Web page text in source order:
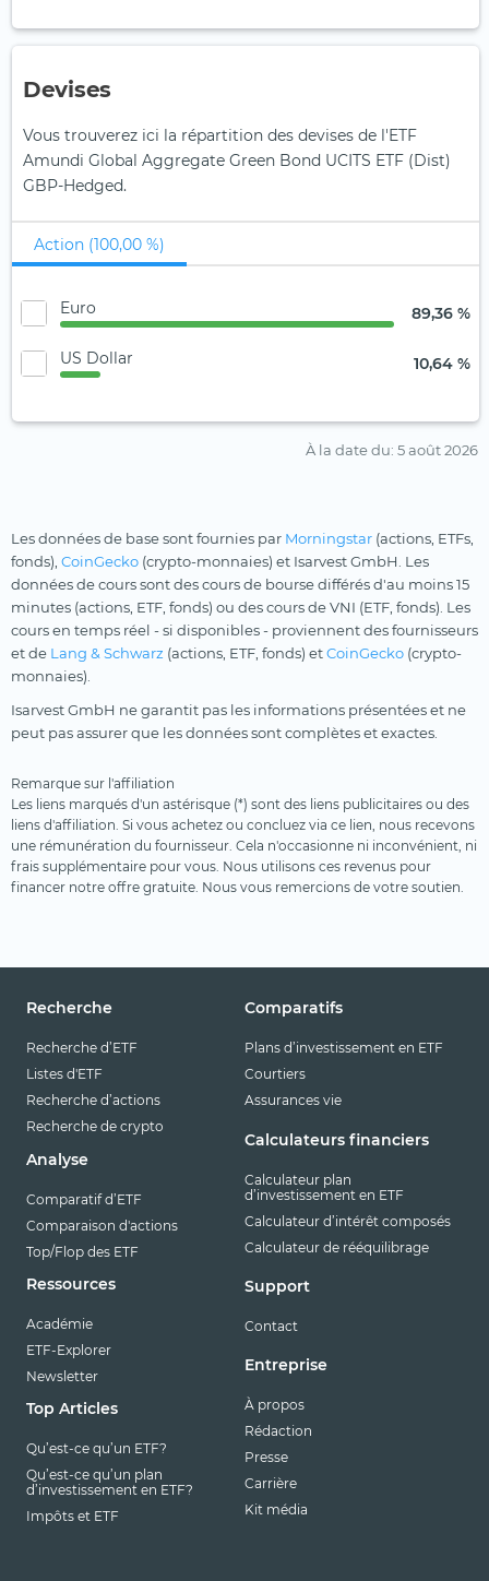
Devises
Vous trouverez ici la répartition des devises de l'ETF
Amundi Global Aggregate Green Bond UCITS ETF (Dist)
GBP-Hedged.
Action (100,00 %)
Euro 89,36 %
US Dollar 10,64 %
À la date du: 5 août 2026
Les données de base sont fournies par Morningstar (actions, ETFs,
fonds), CoinGecko (crypto-monnaies) et Isarvest GmbH. Les
données de cours sont des cours de bourse différés d'au moins 15
minutes (actions, ETF, fonds) ou des cours de VNI (ETF, fonds). Les
cours en temps réel - si disponibles - proviennent des fournisseurs
et de Lang & Schwarz (actions, ETF, fonds) etCoinGecko (crypto-
monnaies).
Isarvest GmbH ne garantit pas les informations présentées et ne
peut pas assurer que les données sont complètes et exactes.
Remarque sur l'affiliation
Les liens marqués d'un astérisque (*) sont des liens publicitaires ou des
liens d'affiliation. Si vous achetez ou concluez via ce lien, nous recevons
une rémunération du fournisseur. Cela n'occasionne ni inconvénient, ni
frais supplémentaire pour vous. Nous utilisons ces revenus pour
financer notre offre gratuite. Nous vous remercions de votre soutien.
Recherche
Recherche d’ETF
Listes d'ETF
Recherche d’actions
Recherche de crypto
Analyse
Comparatif d’ETF
Comparaison d'actions
Top/Flop des ETF
Ressources
Académie
ETF-Explorer
Newsletter
Top Articles
Qu’est-ce qu’un ETF?
Qu’est-ce qu’un plan
d’investissement en ETF?
Impôts et ETF
Comparatifs
Plans d’investissement en ETF
Courtiers
Assurances vie
Calculateurs financiers
Calculateur plan
d’investissement en ETF
Calculateur d’intérêt composés
Calculateur de rééquilibrage
Support
Contact
Entreprise
À propos
Rédaction
Presse
Carrière
Kit média